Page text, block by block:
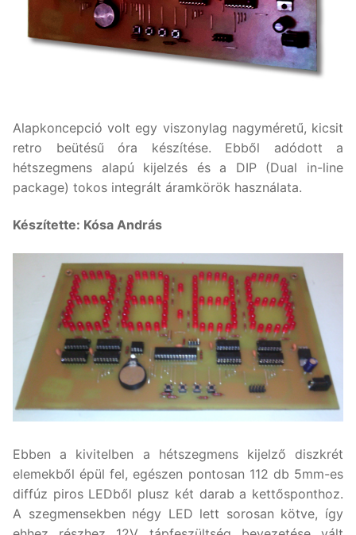
Alapkoncepció volt egy viszonylag nagyméretű, kicsit
retro beütésű óra készítése. Ebből adódott a
hétszegmens alapú kijelzés és a DIP (Dual in-line
package) tokos integrált áramkörök használata.
Készítette: Kósa András
Ebben a kivitelben a hétszegmens kijelző diszkrét
elemekből épül fel, egészen pontosan 112 db 5mm-es
diffúz piros LEDből plusz két darab a kettősponthoz.
A szegmensekben négy LED lett sorosan kötve, így